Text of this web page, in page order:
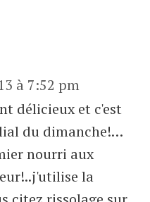
à 7:52 pm
délicieux et c'est
du dimanche!…
nourri aux
la